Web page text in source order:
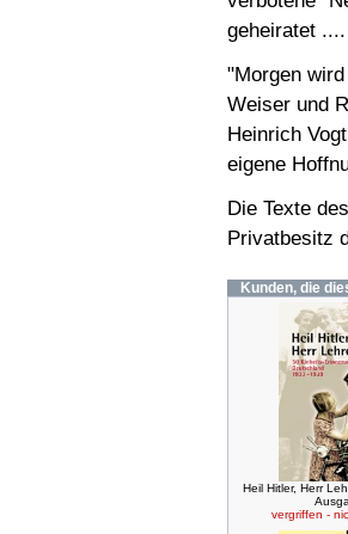
geheiratet ....
"Morgen
Weiser und
Heinrich
eigene
Die Texte
Privatbesitz
Kunden, die
Heil Hitler, Herr
vergriffen -